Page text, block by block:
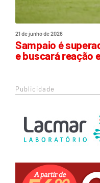
21 de junho de 2026
Sampaio é
e buscará reação
Publicidade